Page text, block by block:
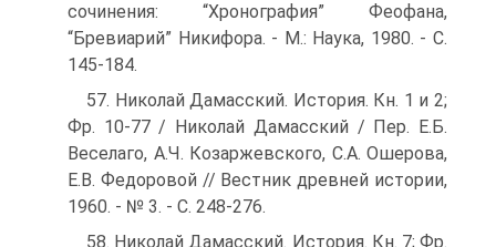
сочинения: “Хронография” Феофана,
“Бревиарий” Никифора. - М.: Наука, 1980. - С.
145-184.
57. Николай Дамасский. История. Кн. 1 и 2;
Фр. 10-77 / Николай Дамасский / Пер. Е.Б.
Веселаго, А.Ч. Козаржевского, С.А. Ошерова,
Е.В. Федоровой // Вестник древней истории,
1960. - № 3. - С. 248-276.
58. Николай Дамасский. История. Кн. 7; Фр.